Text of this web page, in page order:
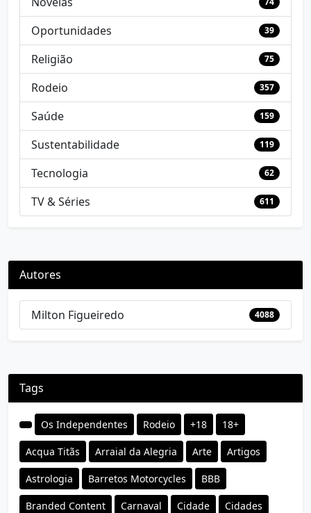
Oportunidades 39
Religião 75
Rodeio 357
Saúde 159
Sustentabilidade 119
Tecnologia 62
TV & Séries 611
Autores
Milton Figueiredo 4088
Tags
Os Independentes Rodeio +18 18+
Acqua Titãs Arraial da Alegria Arte Artigos
Astrologia Barretos Motorcycles BBB
Branded Content Carnaval Cidade Cidades